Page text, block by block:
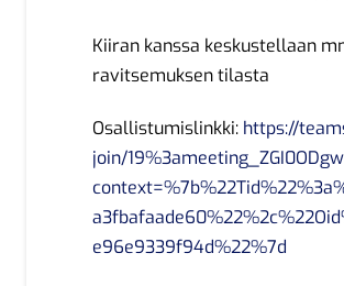
Kiiran kanssa keskustellaan
ravitsemuksen tilasta
Osallistumislinkki: https://
join/
e96e9339f94d%22%7d